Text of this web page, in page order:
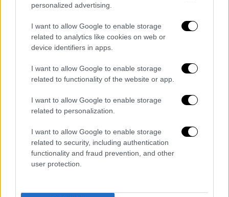
personalized advertising.
I want to allow Google to enable storage
related to analytics like cookies on web or
device identifiers in apps.
I want to allow Google to enable storage
related to functionality of the website or app.
I want to allow Google to enable storage
related to personalization.
I want to allow Google to enable storage
related to security, including authentication
functionality and fraud prevention, and other
user protection.
ΗΠΑ: Ο Τραμπ πετάει κάτω τα πράγματα
του Μπάιντεν - Το σκίτσο του «Time»
Ένα πρωτοσέλιδα που «διχάζει» το
διαδίκτυο από την πρώτη στιγμή